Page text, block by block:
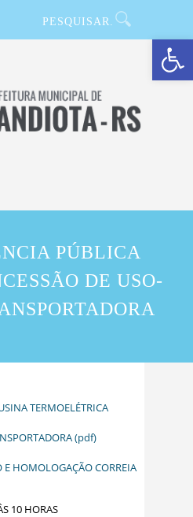
Barra de Ferramentas Aberta
PÚBLICA
DE USO-
TERMOELÉTRICA
(pdf)
E HOMOLOGAÇÃO CORREIA
10 HORAS